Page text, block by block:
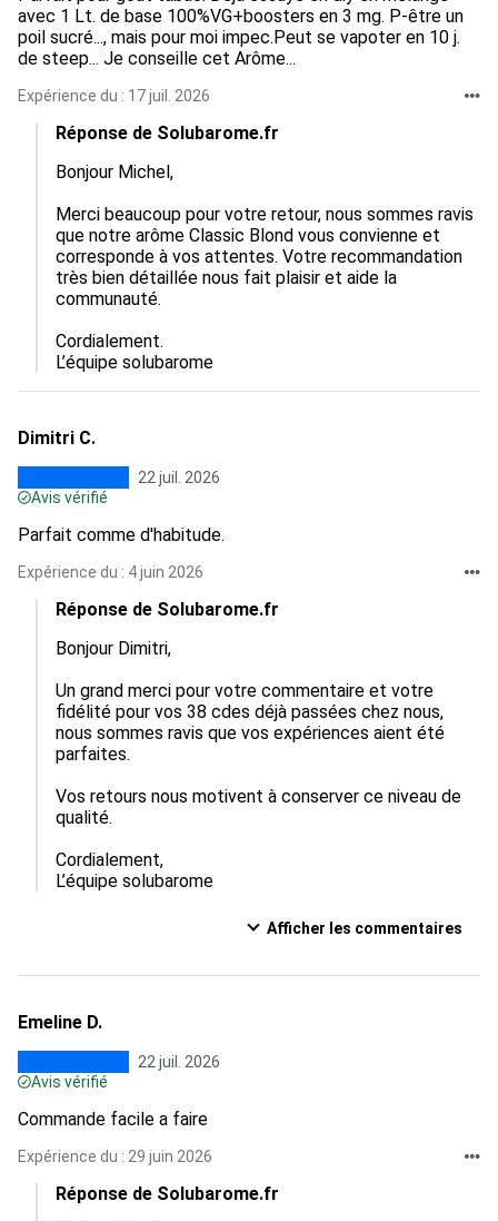
avec 1 Lt. de base 100%VG+boosters en 3 mg. P-être un
poil sucré..., mais pour moi impec.Peut se vapoter en 10 j.
de steep... Je conseille cet Arôme...
Expérience du : 17 juil. 2026
Réponse de Solubarome.fr
Bonjour Michel,
Merci beaucoup pour votre retour, nous sommes ravis
que notre arôme Classic Blond vous convienne et
corresponde à vos attentes. Votre recommandation
très bien détaillée nous fait plaisir et aide la
communauté.
Cordialement.
L’équipe solubarome
Dimitri C.
22 juil. 2026
Avis vérifié
Parfait comme d'habitude.
Expérience du : 4 juin 2026
Réponse de Solubarome.fr
Bonjour Dimitri,
Un grand merci pour votre commentaire et votre
fidélité pour vos 38 cdes déjà passées chez nous,
nous sommes ravis que vos expériences aient été
parfaites.
Vos retours nous motivent à conserver ce niveau de
qualité.
Cordialement,
L’équipe solubarome
Afficher les commentaires
Emeline D.
22 juil. 2026
Avis vérifié
Commande facile a faire
Expérience du : 29 juin 2026
Réponse de Solubarome.fr